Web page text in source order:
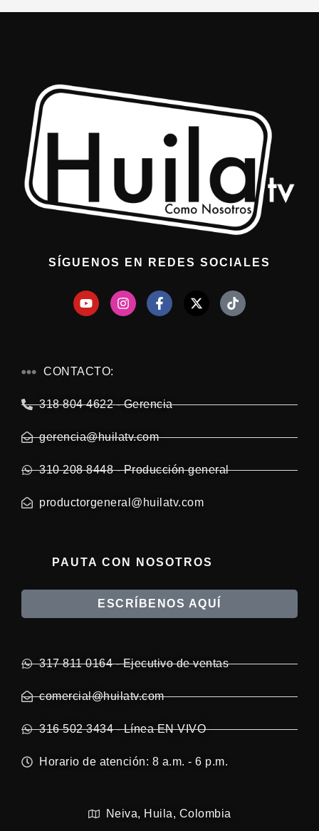
SÍGUENOS EN REDES SOCIALES
CONTACTO:
318 804 4622 - Gerencia
gerencia@huilatv.com
310 208 8448 - Producción general
productorgeneral@huilatv.com
PAUTA CON NOSOTROS
ESCRÍBENOS AQUÍ
317 811 0164 - Ejecutivo de ventas
comercial@huilatv.com
316 502 3434 - Línea EN VIVO
Horario de atención: 8 a.m. - 6 p.m.
Neiva, Huila, Colombia